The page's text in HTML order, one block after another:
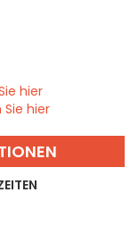
hier
Sie hier